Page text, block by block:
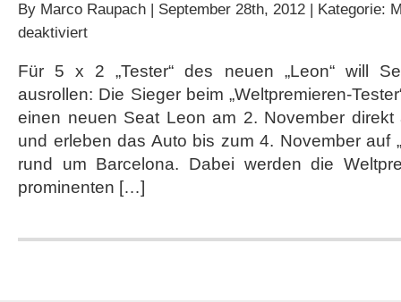
By Marco Raupach | September 28th, 2012 | Kategorie:
deaktiviertfür
mit
Auto
Weltpremieren-
Tester
für
den
Leon
Für 5 x 2 „Tester“ des neuen „Leon“ will
ausrollen: Die Sieger beim „Weltpremieren-
einen neuen Seat Leon am 2. November
und erleben das Auto bis zum 4. November auf
rund um Barcelona. Dabei werden die
prominenten […]